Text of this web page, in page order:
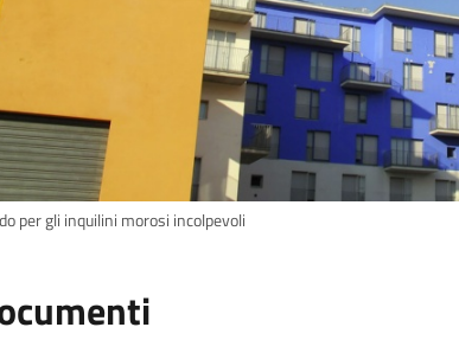
per gli inquilini morosi incolpevoli